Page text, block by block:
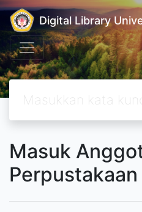
Digital Library
Masuk
Perpustakaan